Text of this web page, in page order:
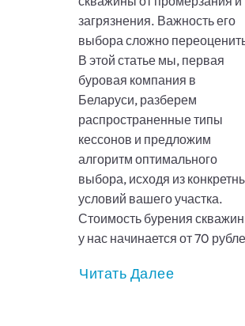
загрязнения. Важность его
выбора сложно
В этой статье мы, первая
буровая компания в
Беларуси, разберем
распространенные типы
кессонов и предложим
алгоритм оптимального
выбора, исходя из
условий вашего участка.
Стоимость бурения
у нас начинается от 70
Читать Далее